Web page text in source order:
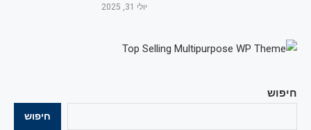
חיפוש
חיפוש
יולי 31, 2025